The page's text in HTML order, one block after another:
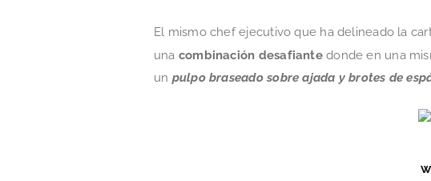
El mismo chef ejecutivo que ha delineado la
una combinación desafiantedonde en una
un pulpo braseado sobre ajada y brotes de